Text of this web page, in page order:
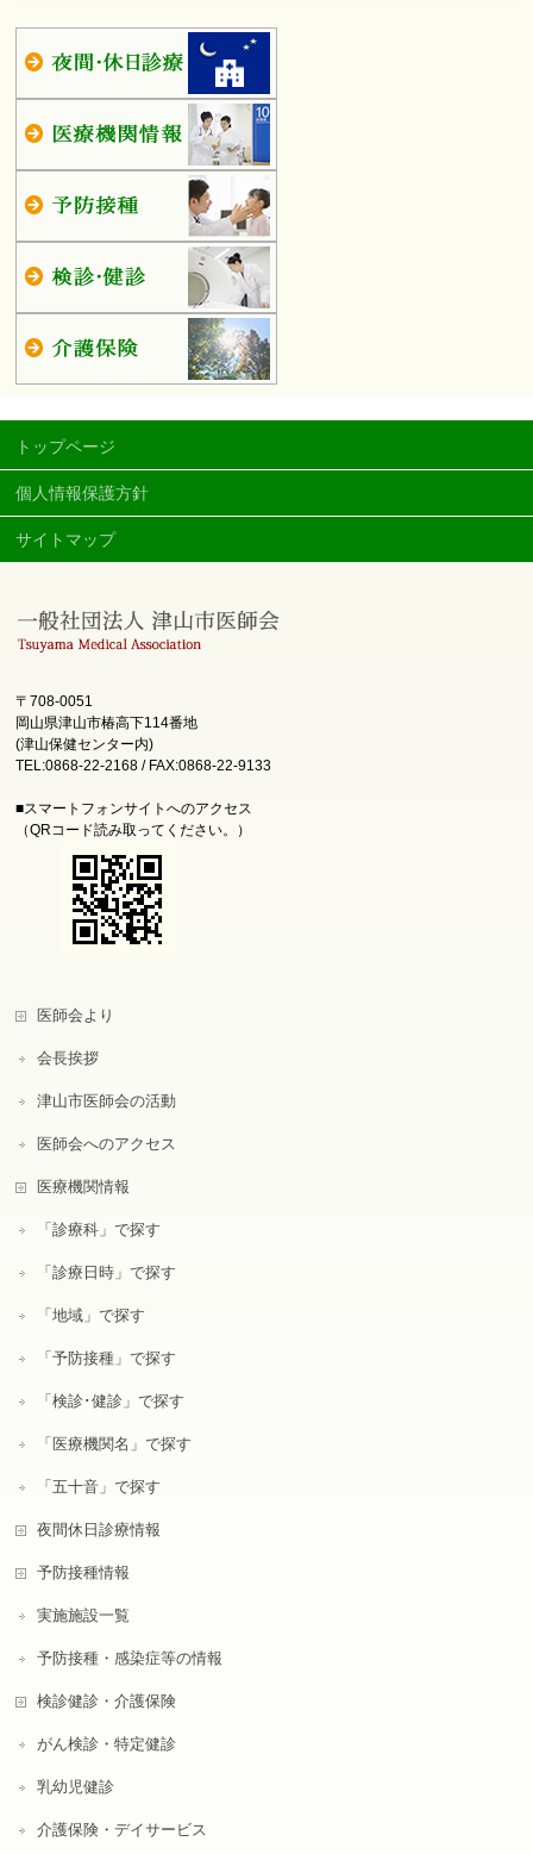
トップページ
個人情報保護方針
サイトマップ
〒708-0051
岡山県津山市椿高下114番地
(津山保健センター内)
TEL:0868-22-2168 / FAX:0868-22-9133
■スマートフォンサイトへのアクセス
（QRコード読み取ってください。）
医師会より
会長挨拶
津山市医師会の活動
医師会へのアクセス
医療機関情報
「診療科」で探す
「診療日時」で探す
「地域」で探す
「予防接種」で探す
「検診･健診」で探す
「医療機関名」で探す
「五十音」で探す
夜間休日診療情報
予防接種情報
実施施設一覧
予防接種・感染症等の情報
検診健診・介護保険
がん検診・特定健診
乳幼児健診
介護保険・デイサービス